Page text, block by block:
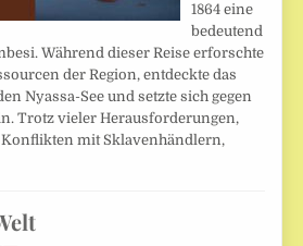
1864 eine
bedeutend
Während dieser Reise erforschte
der Region, entdeckte das
Nyassa-See und setzte sich gegen
Trotz vieler Herausforderungen,
mit Sklavenhändlern,